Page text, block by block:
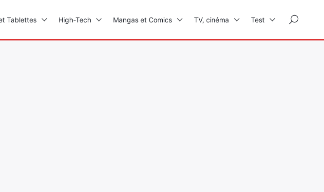
Tablettes High-Tech Mangas et Comics TV, cinéma Test